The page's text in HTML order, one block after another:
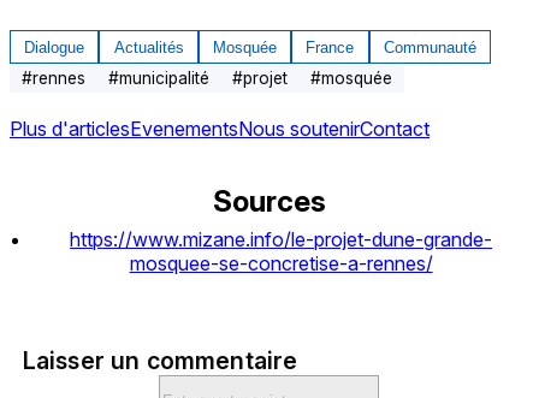
Dialogue Actualités Mosquée France Communauté
#rennes #municipalité #projet #mosquée
Plus d'articlesEvenementsNous soutenirContact
Sources
https://www.mizane.info/le-projet-dune-grande-
mosquee-se-concretise-a-rennes/
Laisser un commentaire